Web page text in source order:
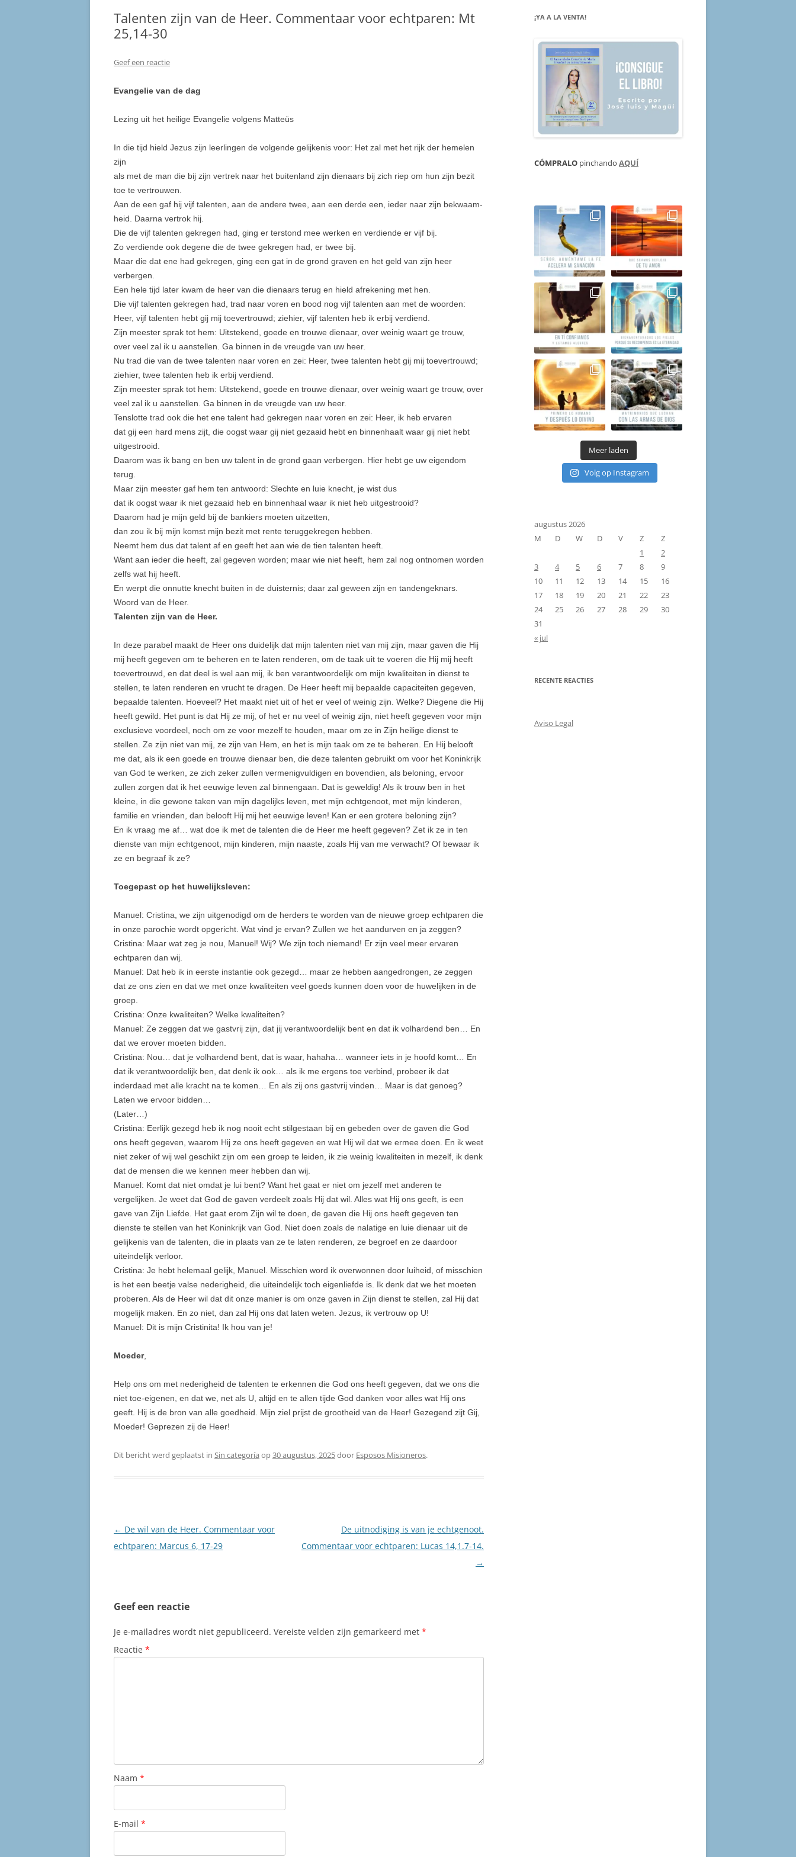
Talenten zijn van de Heer. Commentaar voor echtparen: Mt
25,14-30
Geef een reactie
Evangelie van de dag
Lezing uit het heilige Evangelie volgens Matteüs
In die tijd hield Jezus zijn leerlingen de volgende gelijkenis voor: Het zal met het rijk der hemelen
zijn
als met de man die bij zijn vertrek naar het buitenland zijn dienaars bij zich riep om hun zijn bezit
toe te ver­trou­wen.
Aan de een gaf hij vijf talenten, aan de andere twee, aan een derde een, ieder naar zijn bekwaam­
heid. Daarna vertrok hij.
Die de vijf talenten gekre­gen had, ging er terstond mee werken en verdiende er vijf bij.
Zo verdiende ook degene die de twee gekregen had, er twee bij.
Maar die dat ene had gekregen, ging een gat in de grond graven en het geld van zijn heer
verbergen.
Een hele tijd later kwam de heer van die dienaars terug en hield afrekening met hen.
Die vijf talenten gekregen had, trad naar voren en bood nog vijf talenten aan met de woorden:
Heer, vijf talenten hebt gij mij toevertrouwd; ziehier, vijf talenten heb ik erbij verdiend.
Zijn meester sprak tot hem: Uitstekend, goede en trouwe dienaar, over weinig waart ge trouw,
over veel zal ik u aanstellen. Ga binnen in de vreugde van uw heer.
Nu trad die van de twee talenten naar voren en zei: Heer, twee talenten hebt gij mij toevertrouwd;
ziehier, twee talenten heb ik erbij verdiend.
Zijn meester sprak tot hem: Uitstekend, goede en trouwe dienaar, over weinig waart ge trouw, over
veel zal ik u aanstellen. Ga binnen in de vreugde van uw heer.
Tenslotte trad ook die het ene talent had gekregen naar voren en zei: Heer, ik heb ervaren
dat gij een hard mens zijt, die oogst waar gij niet gezaaid hebt en binnenhaalt waar gij niet hebt
uitgestrooid.
Daarom was ik bang en ben uw talent in de grond gaan verbergen. Hier hebt ge uw eigendom
terug.
Maar zijn meester gaf hem ten antwoord: Slechte en luie knecht, je wist dus
dat ik oogst waar ik niet gezaaid heb en binnen­haal waar ik niet heb uitgestrooid?
Daarom had je mijn geld bij de bankiers moeten uitzetten,
dan zou ik bij mijn komst mijn bezit met rente teruggekregen hebben.
Neemt hem dus dat talent af en geeft het aan wie de tien talenten heeft.
Want aan ieder die heeft, zal gegeven worden; maar wie niet heeft, hem zal nog ontnomen worden
zelfs wat hij heeft.
En werpt die onnutte knecht buiten in de duisternis; daar zal geween zijn en tandengeknars.
Woord van de Heer.
Talenten zijn van de Heer.
In deze parabel maakt de Heer ons duidelijk dat mijn talenten niet van mij zijn, maar gaven die Hij
mij heeft gegeven om te beheren en te laten renderen, om de taak uit te voeren die Hij mij heeft
toevertrouwd, en dat deel is wel aan mij, ik ben verantwoordelijk om mijn kwaliteiten in dienst te
stellen, te laten renderen en vrucht te dragen. De Heer heeft mij bepaalde capaciteiten gegeven,
bepaalde talenten. Hoeveel? Het maakt niet uit of het er veel of weinig zijn. Welke? Diegene die Hij
heeft gewild. Het punt is dat Hij ze mij, of het er nu veel of weinig zijn, niet heeft gegeven voor mijn
exclusieve voordeel, noch om ze voor mezelf te houden, maar om ze in Zijn heilige dienst te
stellen. Ze zijn niet van mij, ze zijn van Hem, en het is mijn taak om ze te beheren. En Hij belooft
me dat, als ik een goede en trouwe dienaar ben, die deze talenten gebruikt om voor het Koninkrijk
van God te werken, ze zich zeker zullen vermenigvuldigen en bovendien, als beloning, ervoor
zullen zorgen dat ik het eeuwige leven zal binnengaan. Dat is geweldig! Als ik trouw ben in het
kleine, in die gewone taken van mijn dagelijks leven, met mijn echtgenoot, met mijn kinderen,
familie en vrienden, dan belooft Hij mij het eeuwige leven! Kan er een grotere beloning zijn?
En ik vraag me af… wat doe ik met de talenten die de Heer me heeft gegeven? Zet ik ze in ten
dienste van mijn echtgenoot, mijn kinderen, mijn naaste, zoals Hij van me verwacht? Of bewaar ik
ze en begraaf ik ze?
Toegepast op het huwelijksleven:
Manuel: Cristina, we zijn uitgenodigd om de herders te worden van de nieuwe groep echtparen die
in onze parochie wordt opgericht. Wat vind je ervan? Zullen we het aandurven en ja zeggen?
Cristina: Maar wat zeg je nou, Manuel! Wij? We zijn toch niemand! Er zijn veel meer ervaren
echtparen dan wij.
Manuel: Dat heb ik in eerste instantie ook gezegd… maar ze hebben aangedrongen, ze zeggen
dat ze ons zien en dat we met onze kwaliteiten veel goeds kunnen doen voor de huwelijken in de
groep.
Cristina: Onze kwaliteiten? Welke kwaliteiten?
Manuel: Ze zeggen dat we gastvrij zijn, dat jij verantwoordelijk bent en dat ik volhardend ben… En
dat we erover moeten bidden.
Cristina: Nou… dat je volhardend bent, dat is waar, hahaha… wanneer iets in je hoofd komt… En
dat ik verantwoordelijk ben, dat denk ik ook… als ik me ergens toe verbind, probeer ik dat
inderdaad met alle kracht na te komen… En als zij ons gastvrij vinden… Maar is dat genoeg?
Laten we ervoor bidden…
(Later…)
Cristina: Eerlijk gezegd heb ik nog nooit echt stilgestaan bij en gebeden over de gaven die God
ons heeft gegeven, waarom Hij ze ons heeft gegeven en wat Hij wil dat we ermee doen. En ik weet
niet zeker of wij wel geschikt zijn om een groep te leiden, ik zie weinig kwaliteiten in mezelf, ik denk
dat de mensen die we kennen meer hebben dan wij.
Manuel: Komt dat niet omdat je lui bent? Want het gaat er niet om jezelf met anderen te
vergelijken. Je weet dat God de gaven verdeelt zoals Hij dat wil. Alles wat Hij ons geeft, is een
gave van Zijn Liefde. Het gaat erom Zijn wil te doen, de gaven die Hij ons heeft gegeven ten
dienste te stellen van het Koninkrijk van God. Niet doen zoals de nalatige en luie dienaar uit de
gelijkenis van de talenten, die in plaats van ze te laten renderen, ze begroef en ze daardoor
uiteindelijk verloor.
Cristina: Je hebt helemaal gelijk, Manuel. Misschien word ik overwonnen door luiheid, of misschien
is het een beetje valse nederigheid, die uiteindelijk toch eigenliefde is. Ik denk dat we het moeten
proberen. Als de Heer wil dat dit onze manier is om onze gaven in Zijn dienst te stellen, zal Hij dat
mogelijk maken. En zo niet, dan zal Hij ons dat laten weten. Jezus, ik vertrouw op U!
Manuel: Dit is mijn Cristinita! Ik hou van je!
Moeder,
Help ons om met nederigheid de talenten te erkennen die God ons heeft gegeven, dat we ons die
niet toe-eigenen, en dat we, net als U, altijd en te allen tijde God danken voor alles wat Hij ons
geeft. Hij is de bron van alle goedheid. Mijn ziel prijst de grootheid van de Heer! Gezegend zijt Gij,
Moeder! Geprezen zij de Heer!
Dit bericht werd geplaatst in Sin categoría op30 augustus, 2025door Esposos Misioneros.
Berichtnavigatie
← De wil van de Heer. Commentaar voor
echtparen: Marcus 6, 17-29
De uitnodiging is van je echtgenoot.
Commentaar voor echtparen: Lucas 14,1.7-14.
→
Geef een reactie
Je e-mailadres wordt niet gepubliceerd. Vereiste velden zijn gemarkeerd met *
Reactie *
Naam *
E-mail *
¡YA A LA VENTA!
CÓMPRALO pinchando AQUÍ
Meer laden
Volg op Instagram
augustus 2026
M
D W D V Z
Z
1
2
3
4 5 6 7 8
9
10
11 12 13 14 15
16
17
18 19 20 21 22
23
24
25 26 27 28 29
30
31
« jul
RECENTE REACTIES
Aviso Legal